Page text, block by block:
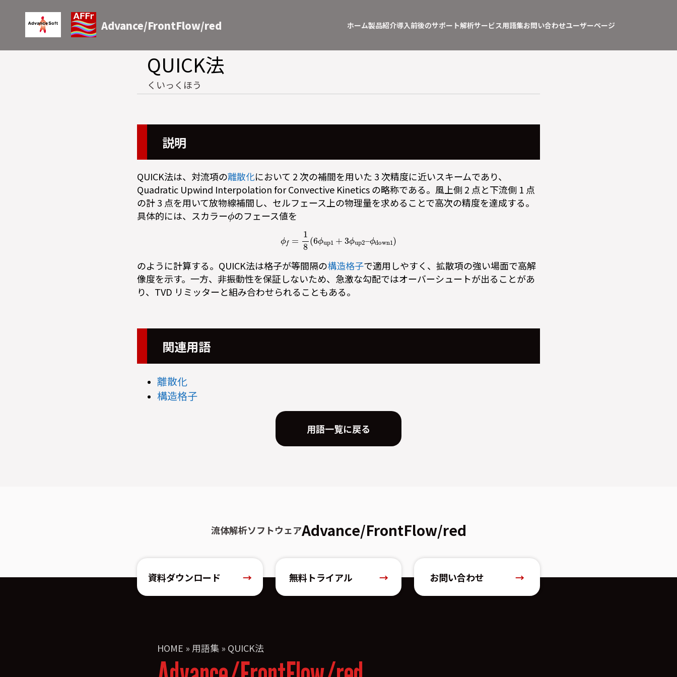
Advance/FrontFlow/red ホーム製品紹介導入前後のサポート解析サービス用語集お問い合わせユーザーページ
QUICK法
くいっくほう
説明
QUICK法は、対流項の離散化において 2 次の補間を用いた 3 次精度に近いスキームであり、
Quadratic Upwind Interpolation for Convective Kinetics の略称である。風上側 2 点と下流側 1 点
の計 3 点を用いて放物線補間し、セルフェース上の物理量を求めることで高次の精度を達成する。
具体的には、スカラー
ϕ
のフェース値を
6
のように計算する。QUICK法は格子が等間隔の構造格子で適用しやすく、拡散項の強い場面で高解
像度を示す。一方、非振動性を保証しないため、急激な勾配ではオーバーシュートが出ることがあ
り、TVD リミッターと組み合わせられることもある。
関連用語
離散化
構造格子
用語一覧に戻る
流体解析ソフトウェアAdvance/FrontFlow/red
資料ダウンロード → 無料トライアル → お問い合わせ →
HOME » 用語集» QUICK法